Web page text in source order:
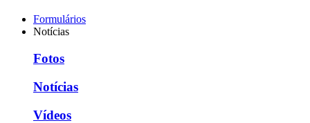
Formulários
Notícias
Fotos
Notícias
Vídeos